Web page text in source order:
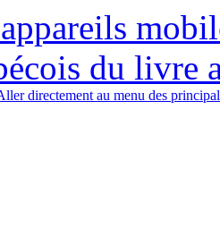
du livre
directement au menu des